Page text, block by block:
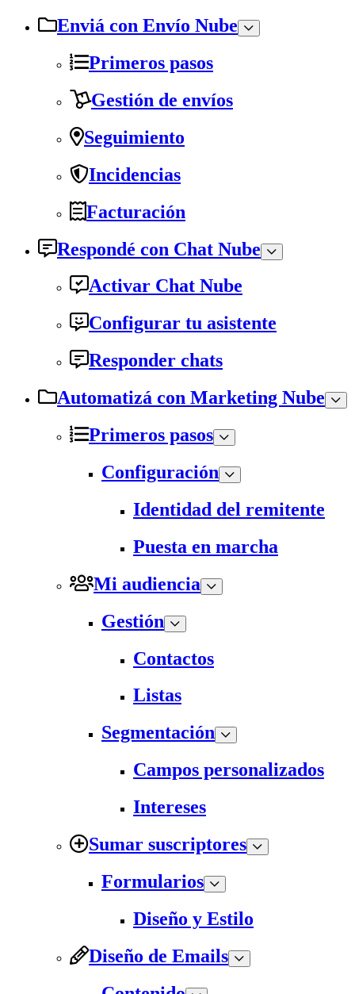
Enviá con Envío Nube
Primeros pasos
Gestión de envíos
Seguimiento
Incidencias
Facturación
Respondé con Chat Nube
Activar Chat Nube
Configurar tu asistente
Responder chats
Automatizá con Marketing Nube
Primeros pasos
Configuración
Identidad del remitente
Puesta en marcha
Mi audiencia
Gestión
Contactos
Listas
Segmentación
Campos personalizados
Intereses
Sumar suscriptores
Formularios
Diseño y Estilo
Diseño de Emails